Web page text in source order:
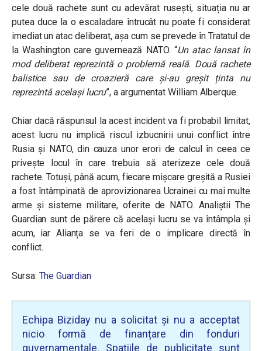
cele două rachete sunt cu adevărat rusești, situația nu ar
putea duce la o escaladare întrucât nu poate fi considerat
imediat un atac deliberat, așa cum se prevede în Tratatul de
la Washington care guvernează NATO. “Un atac lansat în
mod deliberat reprezintă o problemă reală. Două rachete
balistice sau de croazieră care și-au greșit ținta nu
reprezintă același lucru”, a argumentat William Alberque.
Chiar dacă răspunsul la acest incident va fi probabil limitat,
acest lucru nu implică riscul izbucnirii unui conflict între
Rusia și NATO, din cauza unor erori de calcul în ceea ce
privește locul în care trebuia să aterizeze cele două
rachete. Totuși, până acum, fiecare mișcare greșită a Rusiei
a fost întâmpinată de aprovizionarea Ucrainei cu mai multe
arme și sisteme militare, oferite de NATO. Analiștii The
Guardian sunt de părere că același lucru se va întâmpla și
acum, iar Alianța se va feri de o implicare directă în
conflict.
Sursa: The Guardian
Echipa Biziday nu a solicitat și nu a acceptat
nicio formă de finanțare din fonduri
guvernamentale. Spațiile de publicitate sunt